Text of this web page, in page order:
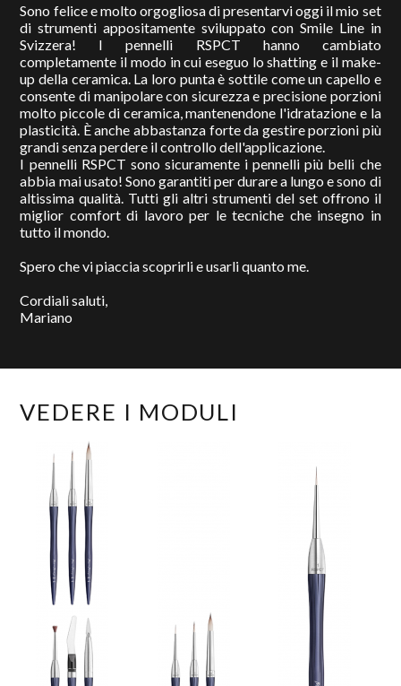
Sono felice e molto orgogliosa di presentarvi oggi il mio set
di strumenti appositamente sviluppato con Smile Line in
Svizzera! I pennelli RSPCT hanno cambiato
completamente il modo in cui eseguo lo shatting e il make-
up della ceramica. La loro punta è sottile come un capello e
consente di manipolare con sicurezza e precisione porzioni
molto piccole di ceramica, mantenendone l'idratazione e la
plasticità. È anche abbastanza forte da gestire porzioni più
grandi senza perdere il controllo dell'applicazione.
I pennelli RSPCT sono sicuramente i pennelli più belli che
abbia mai usato! Sono garantiti per durare a lungo e sono di
altissima qualità. Tutti gli altri strumenti del set offrono il
miglior comfort di lavoro per le tecniche che insegno in
tutto il mondo.
Spero che vi piaccia scoprirli e usarli quanto me.
Cordiali saluti,
Mariano
VEDERE I MODULI